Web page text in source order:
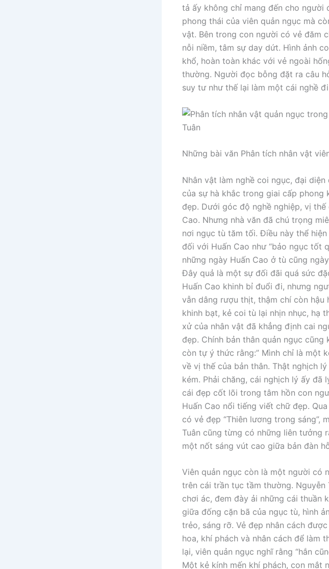
tả ấy không chỉ mang đến cho người
phong thái của viên quản ngục mà
vật. Bên trong con người có vẻ đăm
nỗi niềm, tâm sự day dứt. Hình ảnh
khổ, hoàn toàn khác với vẻ ngoài
thường. Người đọc bỗng đặt ra câu
suy tư như thế lại làm một cái nghề
Những bài văn Phân tích nhân vật
Nhân vật làm nghề coi ngục, đại
của sự hà khắc trong giai cấp phong
đẹp. Dưới góc độ nghề nghiệp, vị
Cao. Nhưng nhà văn đã chú trọng
nơi ngục tù tăm tối. Điều này thể
đối với Huấn Cao như “bảo ngục tốt
những ngày Huấn Cao ở tù cũng
Đây quả là một sự đối đãi quá sức
Huấn Cao khinh bỉ đuổi đi, nhưng
vẫn dâng rượu thịt, thậm chí còn
khinh bạt, kẻ coi tù lại nhịn nhục, hạ
xử của nhân vật đã khẳng định cai
đẹp. Chính bản thân quản ngục
còn tự ý thức rằng:” Mình chỉ là một
về vị thế của bản thân. Thật nghịch
kém. Phải chăng, cái nghịch lý ấy
cái đẹp cốt lõi trong tâm hồn con
Huấn Cao nổi tiếng viết chữ đẹp.
có vẻ đẹp “Thiên lương trong sáng”,
Tuân cũng từng có những liên tưởng
một nốt sáng vút cao giữa bản đàn
Viên quản ngục còn là một người có
trên cái trần tục tầm thường. Nguyễn
chơi ác, đem đày ải những cái thuần
giữa đống cặn bã của ngục tù, hình
trẻo, sáng rỡ. Vẻ đẹp nhân cách
hoa, khí phách và nhân cách để
lại, viên quản ngục nghĩ rằng “hắn
Một kẻ kính mến khí phách, con mắt